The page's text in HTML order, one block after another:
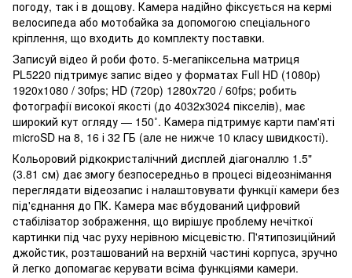
погоду, так і в дощову. Камера надійно фіксується на кермі
велосипеда або мотобайка за допомогою спеціального
кріплення, що входить до комплекту поставки.
Записуй відео й роби фото. 5-мегапіксельна матриця
PL5220 підтримує запис відео у форматах Full HD (1080p)
1920х1080 / 30fps; HD (720p) 1280х720 / 60fps; робить
фотографії високої якості (до 4032х3024 пікселів), має
широкий кут огляду — 150˚. Камера підтримує карти пам'яті
microSD на 8, 16 і 32 ГБ (але не нижче 10 класу швидкості).
Кольоровий рідкокристалічний дисплей діагоналлю 1.5"
(3.81 см) дає змогу безпосередньо в процесі відеознімання
переглядати відеозапис і налаштовувати функції камери без
під'єднання до ПК. Камера має вбудований цифровий
стабілізатор зображення, що вирішує проблему нечіткої
картинки під час руху нерівною місцевістю. П'ятипозиційний
джойстик, розташований на верхній частині корпуса, зручно
й легко допомагає керувати всіма функціями камери.